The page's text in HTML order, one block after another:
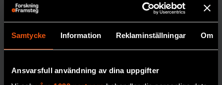
Samtycke Information Reklaminställningar Om
Ansvarsfull användning av dina uppgifter